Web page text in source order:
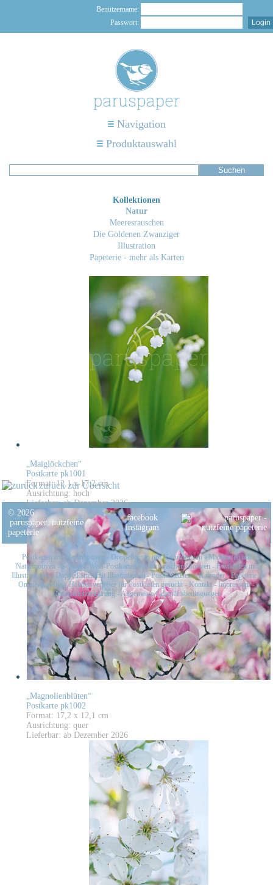
Benutzername:
Passwort:
Navigation
Produktauswahl
Kollektionen
Natur
Meeresrauschen
Die Goldenen Zwanziger
Illustration
Papeterie - mehr als Karten
„Maiglöckchen“
Postkarte pk1001
Format: 12,1 x 17,2 cm
Ausrichtung: hoch
Lieferbar: ab Dezember 2026
„Magnolienblüten“
Postkarte pk1002
Format: 17,2 x 12,1 cm
Ausrichtung: quer
Lieferbar: ab Dezember 2026
zurück zur Übersicht
© 2026
paruspaper. nutzfeine
papeterie
facebook
instagram
Postkarten mit Naturmotiven - Doppelkarten mit Naturmotiven- Midikarten mit
Naturmotiven - Schwarz-Weiß-Postkarten mit historischen Motiven- Postkarten mit
Illustrationen - Doppelkarten mit Illustrationen-Postkartensets-Kalender-Papeterie -
Online-Katalog-Handelsvertreter für Postkarten gesucht - Kontakt-Impressum-
Datenschutzerklärung - Allgemeine Geschäftsbedingungen